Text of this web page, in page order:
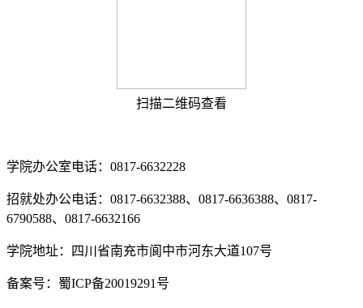
扫描二维码查看
学院办公室电话：0817-6632228
招就处办公电话：0817-6632388、0817-6636388、0817-
6790588、0817-6632166
学院地址：四川省南充市阆中市河东大道107号
备案号：蜀ICP备20019291号